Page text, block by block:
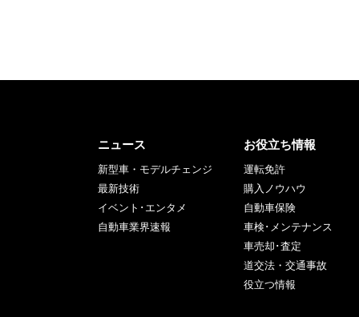
ニュース
新型車・モデルチェンジ
最新技術
イベント･エンタメ
自動車業界速報
お役立ち情報
運転免許
購入ノウハウ
自動車保険
車検･メンテナンス
車売却･査定
道交法・交通事故
役立つ情報